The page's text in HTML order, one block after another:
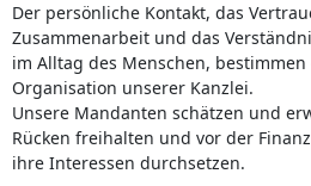
Der persönliche Kontakt, das
Zusammenarbeit und das
im Alltag des Menschen,
Organisation unserer Kanzlei.
Unsere Mandanten schätzen und
Rücken freihalten und vor der
ihre Interessen durchsetzen.